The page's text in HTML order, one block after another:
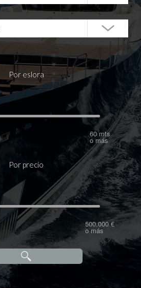
Por eslora
60 mts
o más
Por precio
500.000 €
o más